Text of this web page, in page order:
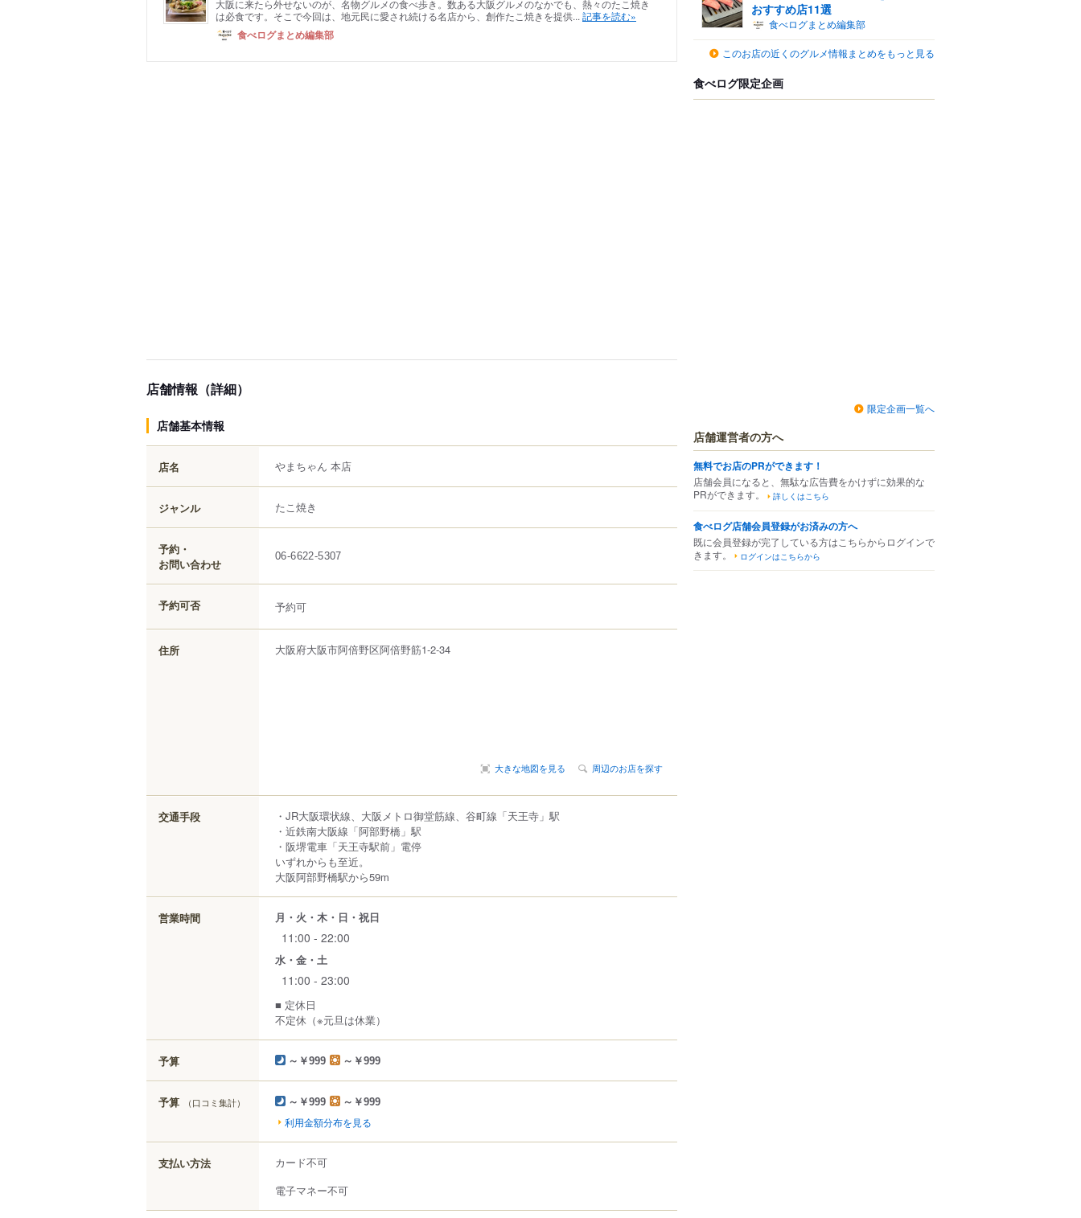
大阪に来たら外せないのが、名物グルメの食べ歩き。数ある大阪グルメのなかでも、熱々のたこ焼き
は必食です。そこで今回は、地元民に愛され続ける名店から、創作たこ焼きを提供... 記事を読む»
食べログまとめ編集部
店舗情報（詳細）
店舗基本情報
店名 やまちゃん 本店
ジャンル たこ焼き
予約・
お問い合わせ
06-6622-5307
予約可否 予約可
住所 大阪府大阪市阿倍野区阿倍野筋1-2-34
大きな地図を見る 周辺のお店を探す
交通手段
・JR大阪環状線、大阪メトロ御堂筋線、谷町線「天王寺」駅
・近鉄南大阪線「阿部野橋」駅
・阪堺電車「天王寺駅前」電停
いずれからも至近。
大阪阿部野橋駅から59m
営業時間 月・火・木・日・祝日
11:00 - 22:00
水・金・土
11:00 - 23:00
■ 定休日
不定休（※元旦は休業）
予算 ～￥999 ～￥999
予算 （口コミ集計） ～￥999 ～￥999
利用金額分布を見る
支払い方法
カード不可
電子マネー不可
おすすめ店11選
食べログまとめ編集部
このお店の近くのグルメ情報まとめをもっと見る
食べログ限定企画
限定企画一覧へ
店舗運営者の方へ
無料でお店のPRができます！
店舗会員になると、無駄な広告費をかけずに効果的な
PRができます。
詳しくはこちら
食べログ店舗会員登録がお済みの方へ
既に会員登録が完了している方はこちらからログインで
きます。
ログインはこちらから